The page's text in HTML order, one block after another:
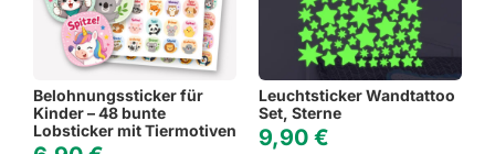
Belohnungssticker für
Kinder – 48 bunte
Lobsticker mit Tiermotiven
Leuchtsticker Wandtattoo
Set, Sterne
9,90 €